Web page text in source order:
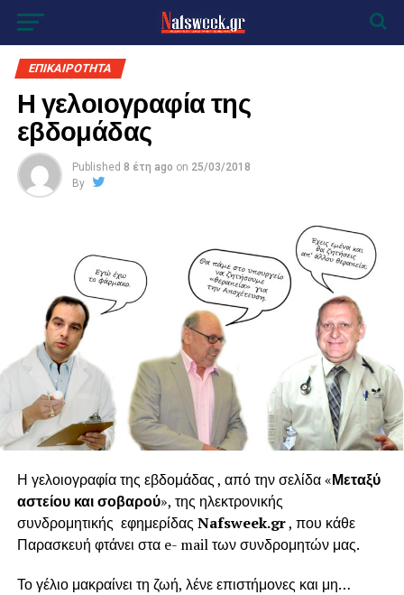
ΕΠΙΚΑΙΡΟΤΗΤΑ
Η γελοιογραφία της
εβδομάδας
Published 8 έτη ago on 25/03/2018
By
Η γελοιογραφία της εβδομάδας , από την σελίδα «Μεταξύ
αστείου και σοβαρού», της ηλεκτρονικής
συνδρομητικής εφημερίδας Nafsweek.gr, που κάθε
Παρασκευή φτάνει στα e- mail των συνδρομητών μας.
Το γέλιο μακραίνει τη ζωή, λένε επιστήμονες και μη…